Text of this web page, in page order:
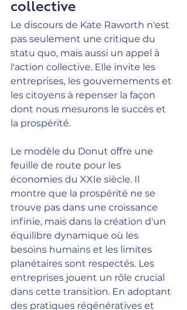
collective
Le discours de Kate Raworth n'est
pas seulement une critique du
statu quo, mais aussi un appel à
l'action collective. Elle invite les
entreprises, les gouvernements et
les citoyens à repenser la façon
dont nous mesurons le succès et
la prospérité.
Le modèle du Donut offre une
feuille de route pour les
économies du XXIe siècle. Il
montre que la prospérité ne se
trouve pas dans une croissance
infinie, mais dans la création d'un
équilibre dynamique où les
besoins humains et les limites
planétaires sont respectés. Les
entreprises jouent un rôle crucial
dans cette transition. En adoptant
des pratiques régénératives et